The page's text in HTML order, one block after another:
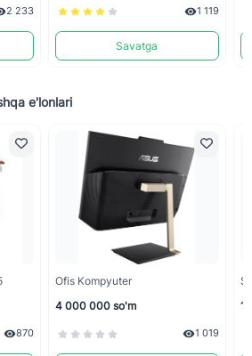
2 233 1 119
Savatga
e'lonlari
870
Ofis Kompyuter
4 000 000 so'm
1 019